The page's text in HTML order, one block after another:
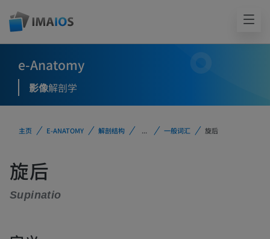
e-Anatomy
影像解剖学
主页 E-ANATOMY 解剖结构 ... 一般词汇 旋后
旋后
Supinatio